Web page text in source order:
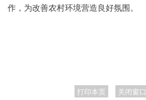
作，为改善农村环境营造良好氛围。
打印本页 关闭窗口